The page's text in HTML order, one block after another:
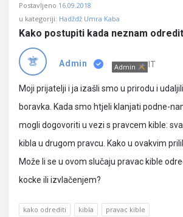
Učene
Latest
Pitanja
Postavljeno 16.09.2018
u kategoriji: Hadždž Umra Kaba
Kako postupiti kada neznam
Admin Admin IT
Moji prijatelji i ja izašli smo u prirodu i
boravka. Kada smo htjeli klanjati podne-
mogli dogovoriti u vezi s pravcem kible:
kibla u drugom pravcu. Kako u ovakvim
Može li se u ovom slučaju pravac kible
kocke ili izvlačenjem?
kako odrediti kibla pravac kible